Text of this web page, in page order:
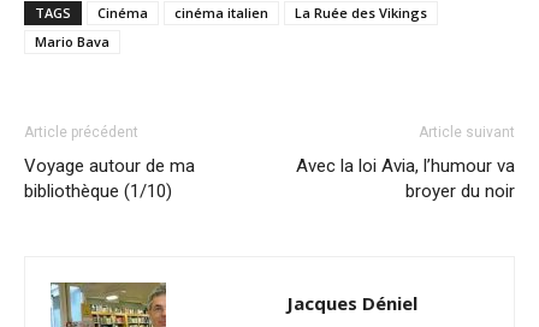
TAGS Cinéma cinéma italien
La Ruée des Vikings
Mario Bava
Article précédent
Voyage autour de ma
bibliothèque (1/10)
Article suivant
Avec la loi Avia, l’humour va
broyer du noir
Jacques Déniel